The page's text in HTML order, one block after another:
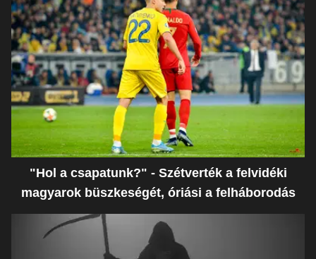
"Hol a csapatunk?" - Szétverték a felvidéki
magyarok büszkeségét, óriási a felháborodás